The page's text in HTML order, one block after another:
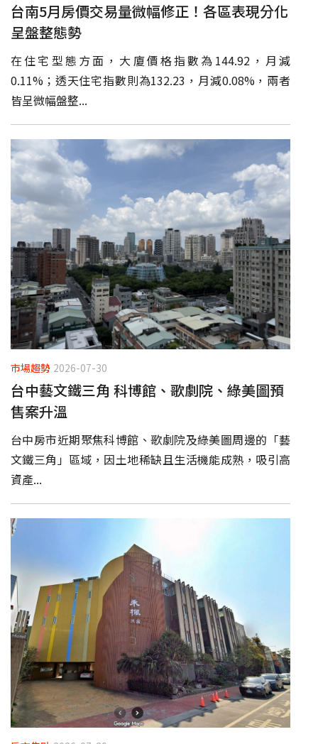
台南5月房價交易量微幅修正！各區表現分化
呈盤整態勢
在住宅型態方面，大廈價格指數為144.92，月減
0.11%；透天住宅指數則為132.23，月減0.08%，兩者
皆呈微幅盤整...
市場趨勢 2026-07-30
台中藝文鐵三角 科博館、歌劇院、綠美圖預
售案升溫
台中房市近期聚焦科博館、歌劇院及綠美圖周邊的「藝
文鐵三角」區域，因土地稀缺且生活機能成熟，吸引高
資產...